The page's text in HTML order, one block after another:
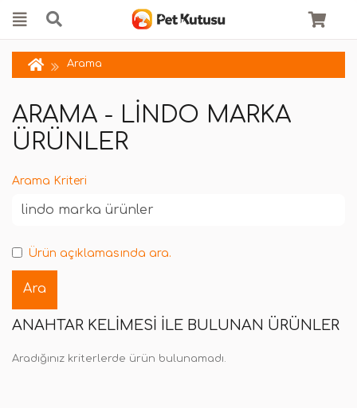
Arama
ARAMA - LINDO MARKA
ÜRÜNLER
Arama Kriteri
Ürün açıklamasında ara.
ANAHTAR KELIMESI ILE BULUNAN ÜRÜNLER
Aradığınız kriterlerde ürün bulunamadı.